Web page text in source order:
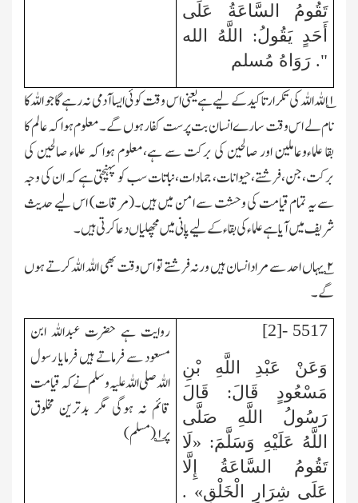
تَقُومُ السَّاعَةُ عَلَى
أَحَدٍ يَقُولُ: اللَّهُ الله
". رَوَاهُ مُسلم
۱؎اللہ اللہ کی تکرار تاکید کے لیے ہے یعنی اس وقت کوئی ایسا آدمی نہ رہے گا جو اللہ کا
نام لے اس وقت سارے انسان بت پرست کفار ہوں گے۔معلوم ہوا کہ عالم کا
بقا علماءوعاملین اور صالحین کی برکت سے ہے،معلوم ہوا کہ علماء صالحین کی
برکت،جن،فرشتے،حیوانات، جمادات،نباتات سب کو پہنچتی ہے کہ ان کی وجہ
سے یہ تمام قیامت کی وحشت سے امن میں ہیں۔(مرقات) اس لیے حدیث
شریف میں آیا ہے علماء کی بقاء کے لیے پانی میں مچھلیاں دعا کرتی ہیں۔
۲؎ یہاں احد سے مراد انسان ہیں ورنہ فرشتے تو اس وقت بھی اللہ اللہ کرتے ہوں
گے۔
5517 -[2]
وَعَنْ عَبْدِ اللَّهِ بْنِ
مَسْعُودٍ قَالَ: قَالَ
رَسُولُ اللَّهِ صَلَّى
اللَّهُ عَلَيْهِ وَسَلَّمَ: «لَا
تَقُومُ السَّاعَةُ إِلَّا
عَلَى شِرَارِ الْخَلْقِ» .
روایت ہے حضرت عبداللہ ابن
مسعود سے فرماتے ہیں فرمایا رسول
اللہ صلی اللہ علیہ و سلم نے کہ قیامت
قائم نہ ہوگی مگر بدترین مخلوق
پر۱؎(مسلم)